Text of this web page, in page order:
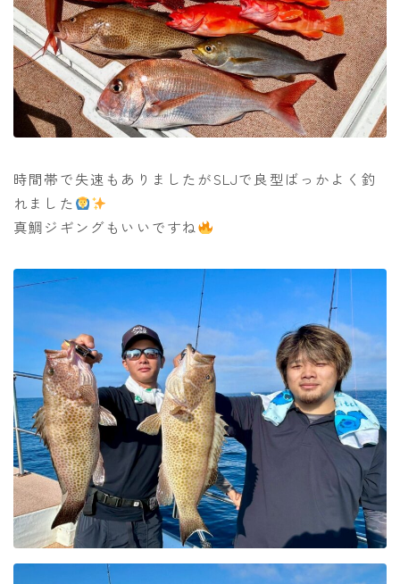
時間帯で失速もありましたがSLJで良型ばっかよく釣
れました
真鯛ジギングもいいですね